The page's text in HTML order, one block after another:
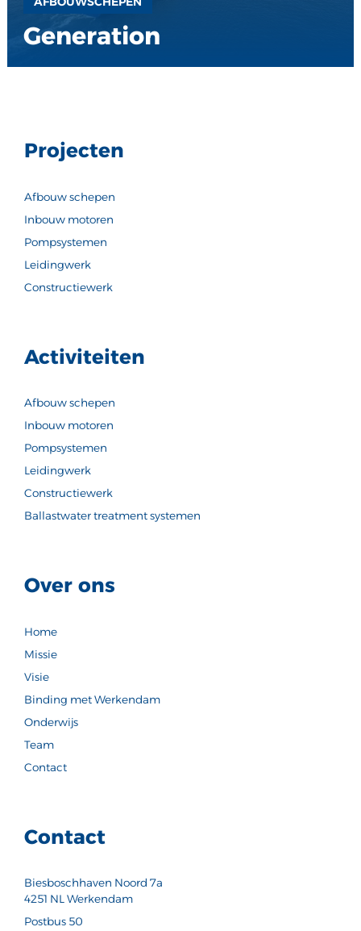
Generation
Contact
Biesboschhaven Noord 7a
4251 NL Werkendam
Postbus 50
Over ons
Home
Missie
Visie
Binding met Werkendam
Onderwijs
Team
Contact
Activiteiten
Afbouw schepen
Inbouw motoren
Pompsystemen
Leidingwerk
Constructiewerk
Ballastwater treatment systemen
Projecten
Afbouw schepen
Inbouw motoren
Pompsystemen
Leidingwerk
Constructiewerk